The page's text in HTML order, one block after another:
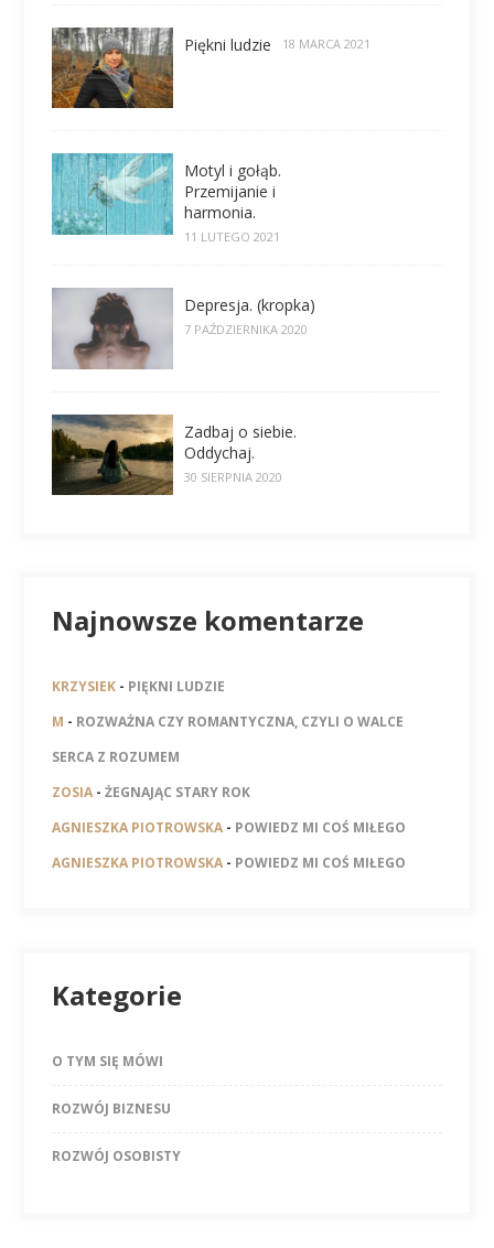
Piękni ludzie 18 MARCA 2021
Motyl i gołąb.
Przemijanie i
harmonia.
11 LUTEGO 2021
Depresja. (kropka)
7 PAŹDZIERNIKA 2020
Zadbaj o siebie.
Oddychaj.
30 SIERPNIA 2020
Najnowsze komentarze
KRZYSIEK - PIĘKNI LUDZIE
M - ROZWAŻNA CZY ROMANTYCZNA, CZYLI O WALCE
SERCA Z ROZUMEM
ZOSIA -ŻEGNAJĄC STARY ROK
AGNIESZKA PIOTROWSKA - POWIEDZ MI COŚ MIŁEGO
AGNIESZKA PIOTROWSKA - POWIEDZ MI COŚ MIŁEGO
Kategorie
O TYM SIĘ MÓWI
ROZWÓJ BIZNESU
ROZWÓJ OSOBISTY